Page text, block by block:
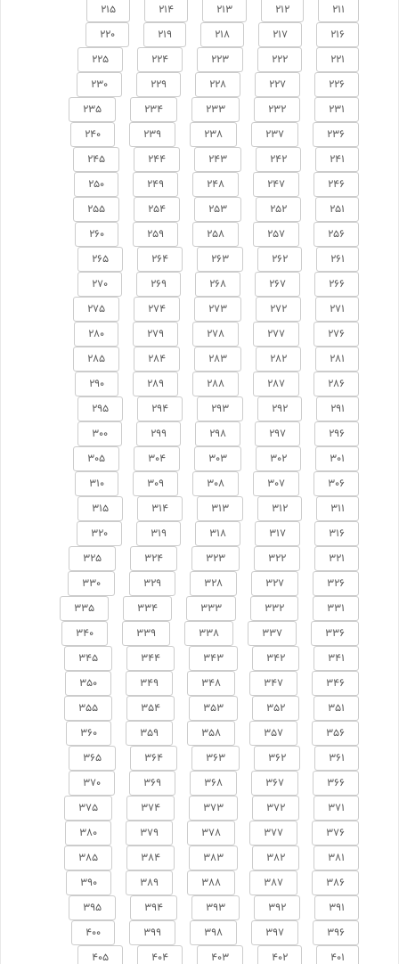
211
212
213
214
215
216
217
218
219
220
221
222
223
224
225
226
227
228
229
230
231
232
233
234
235
236
237
238
239
240
241
242
243
244
245
246
247
248
249
250
251
252
253
254
255
256
257
258
259
260
261
262
263
264
265
266
267
268
269
270
271
272
273
274
275
276
277
278
279
280
281
282
283
284
285
286
287
288
289
290
291
292
293
294
295
296
297
298
299
300
301
302
303
304
305
306
307
308
309
310
311
312
313
314
315
316
317
318
319
320
321
322
323
324
325
326
327
328
329
330
331
332
333
334
335
336
337
338
339
340
341
342
343
344
345
346
347
348
349
350
351
352
353
354
355
356
357
358
359
360
361
362
363
364
365
366
367
368
369
370
371
372
373
374
375
376
377
378
379
380
381
382
383
384
385
386
387
388
389
390
391
392
393
394
395
396
397
398
399
400
401
402
403
404
405